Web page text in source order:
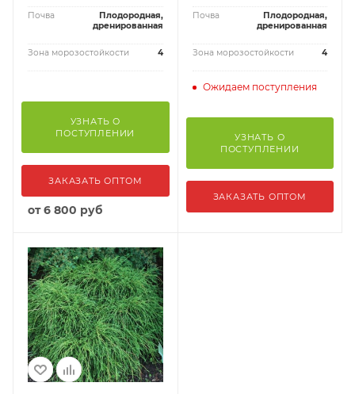
Почва
Плодородная,
дренированная
Зона морозостойкости 4
УЗНАТЬ О
ПОСТУПЛЕНИИ
ЗАКАЗАТЬ ОПТОМ
от6 800 руб
Почва
Плодородная,
дренированная
Зона морозостойкости 4
Ожидаем поступления
УЗНАТЬ О
ПОСТУПЛЕНИИ
ЗАКАЗАТЬ ОПТОМ